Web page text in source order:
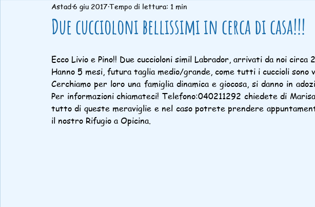
Ringraziamenti Storie a lieto fine
Due cuccioloni bellissimi in cerca di casa!!!
Astad 6 giu 2017Tempo di lettura: 1 min
Ecco Livio e Pino!! Due cuccioloni simil Labrador, arrivati da noi circa
Hanno 5 mesi, futura taglia medio/grande, come tutti i cuccioli sono
Cerchiamo per loro una famiglia dinamica e giocosa, si danno in
Per informazioni chiamateci! Telefono:040211292 chiedete di
tutto di queste meraviglie e nel caso potrete prendere
il nostro Rifugio a Opicina.